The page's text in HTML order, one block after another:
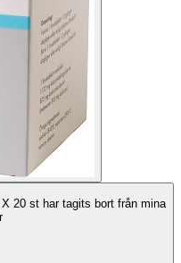
20 st har tagits bort från mina